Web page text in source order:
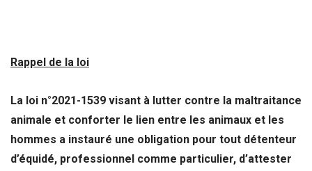
Rappel de la loi
La loi n°2021-1539 visant à lutter contre la maltraitance
animale et conforter le lien entre les animaux et les
hommes a instauré une obligation pour tout détenteur
d’équidé, professionnel comme particulier, d’attester